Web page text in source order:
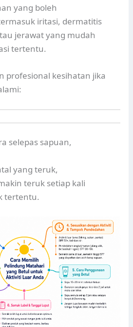
yang boleh
iritasi, dermatitis
jerawat yang mudah
tertentu.
profesional kesihatan jika
selepas sapuan,
yang teruk,
teruk setiap kali
tertentu.